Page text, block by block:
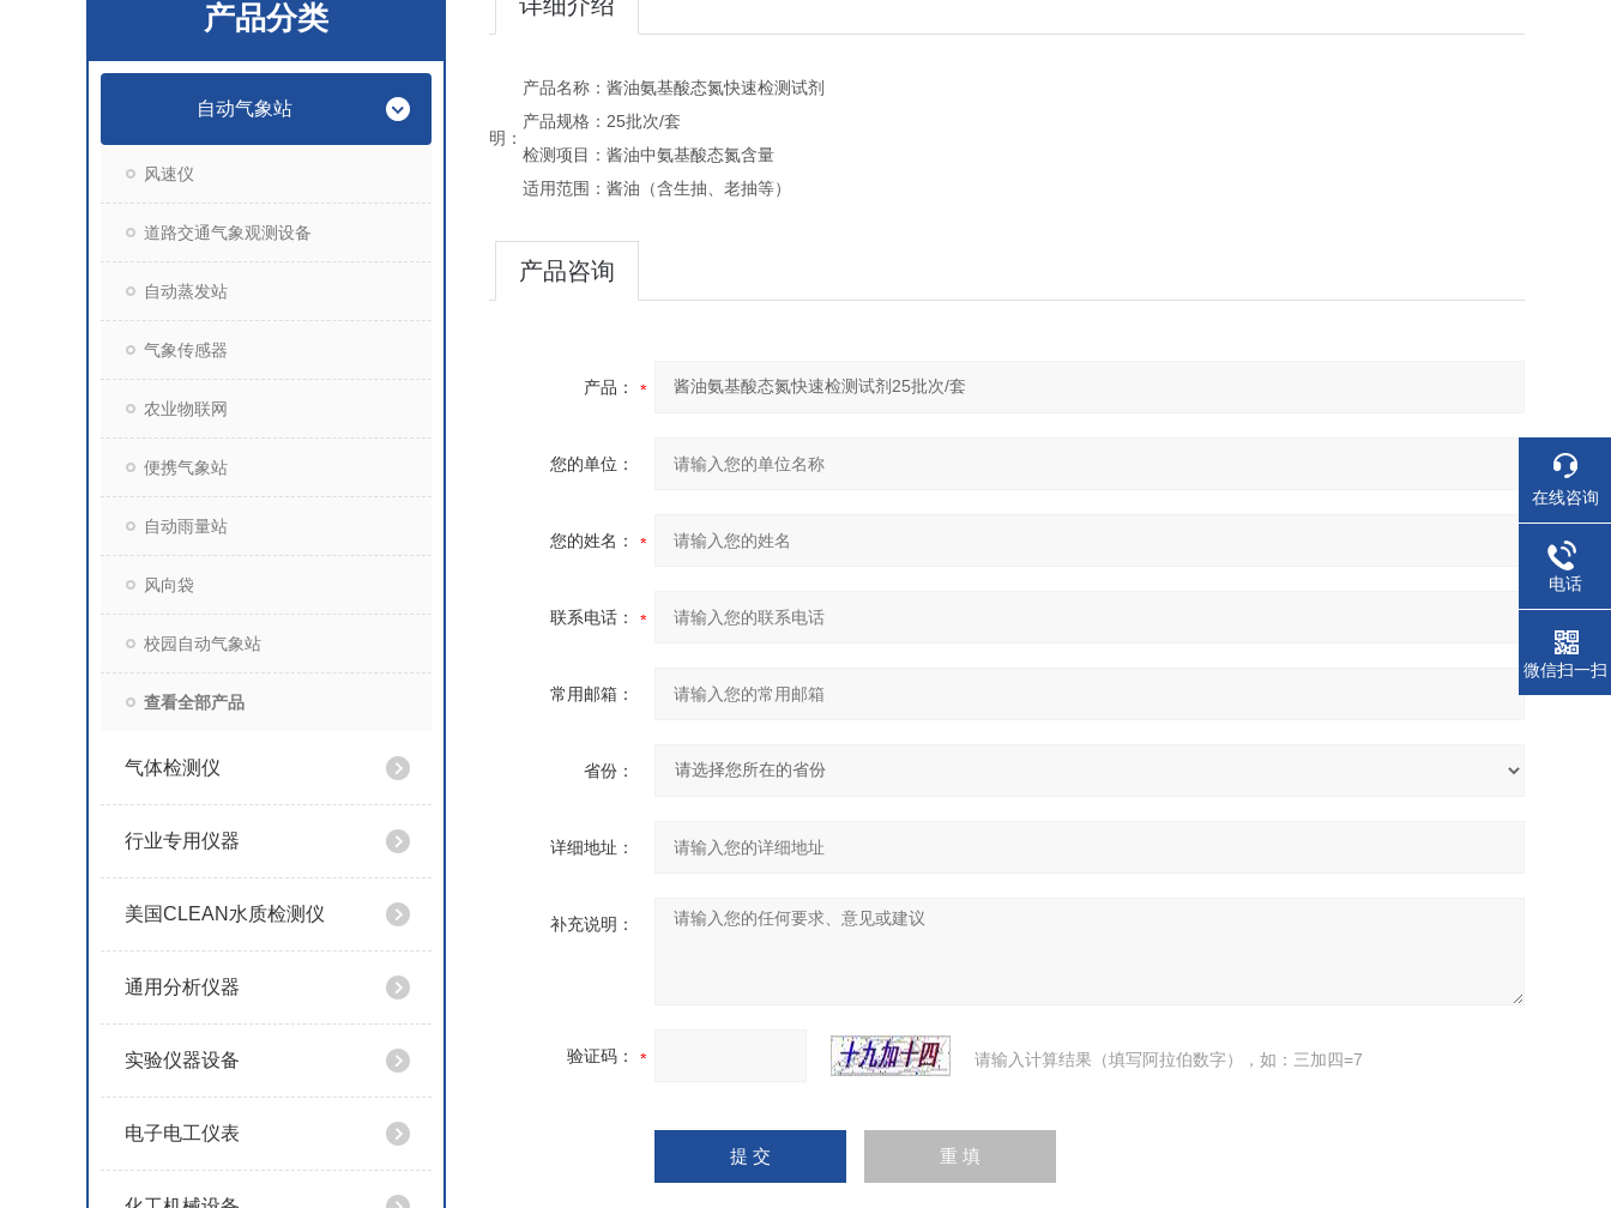
产品分类
自动气象站
风速仪
道路交通气象观测设备
自动蒸发站
气象传感器
农业物联网
便携气象站
自动雨量站
风向袋
校园自动气象站
查看全部产品
气体检测仪
行业专用仪器
美国CLEAN水质检测仪
通用分析仪器
实验仪器设备
电子电工仪表
明：
产品名称：酱油氨基酸态氮快速检测试剂
产品规格：25批次/套
检测项目：酱油中氨基酸态氮含量
适用范围：酱油（含生抽、老抽等）
产品咨询
产品：
您的单位：
您的姓名：
联系电话：
常用邮箱：
省份：
详细地址：
补充说明：
验证码： 请输入计算结果（填写阿拉伯数字），如：三加四=7
在线咨询
电话
微信扫一扫